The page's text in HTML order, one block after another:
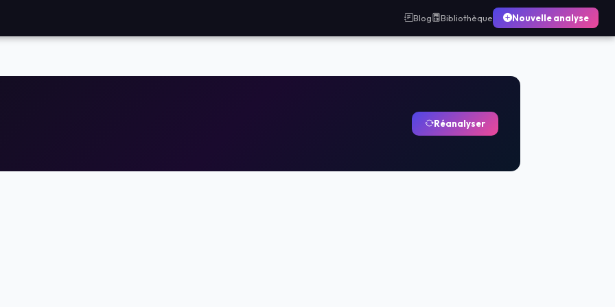
Blog Bibliothèque Nouvelle analyse
Réanalyser